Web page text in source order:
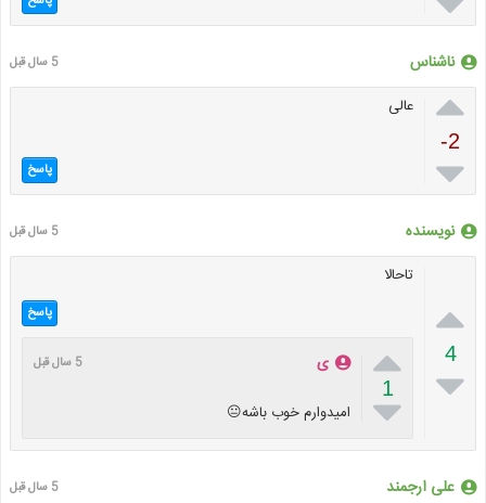
ناشناس 5 سال قبل

-2

عالی
پاسخ
نویسنده 5 سال قبل

4

تاحالا
پاسخ

1

ی 5 سال قبل
امیدوارم خوب باشه😐
على ارجمند 5 سال قبل